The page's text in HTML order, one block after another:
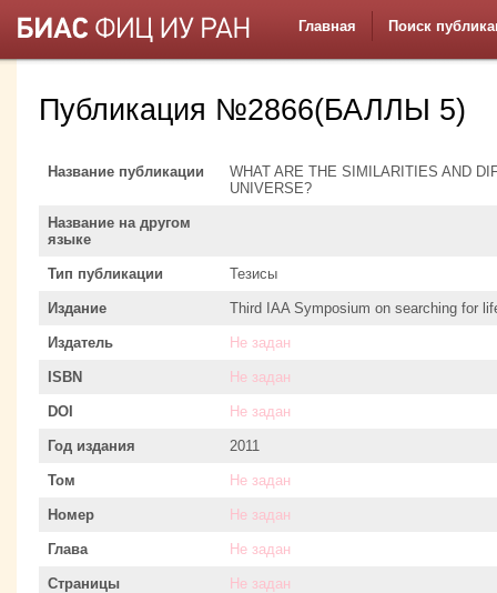
Главная Поиск
Публикация №2866(БАЛЛЫ 5)
Название публикации
WHAT ARE THE SIMILARITIES AND
UNIVERSE?
Название на другом
языке
Тип публикации Тезисы
Издание Third IAA Symposium on searching for
Издатель Не задан
ISBN Не задан
DOI Не задан
Год издания 2011
Том Не задан
Номер Не задан
Глава Не задан
Страницы Не задан